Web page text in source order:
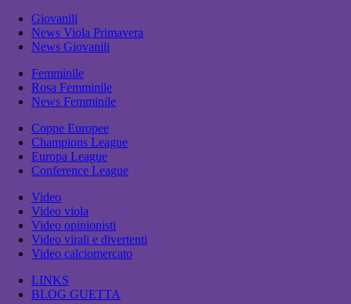
Giovanili
News Viola Primavera
News Giovanili
Femminile
Rosa Femminile
News Femminile
Coppe Europee
Champions League
Europa League
Conference League
Video
Video viola
Video opinionisti
Video virali e divertenti
Video calciomercato
LINKS
BLOG GUETTA